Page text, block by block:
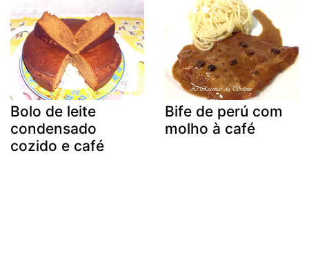
Bolo de leite
condensado
cozido e café
Bife de perú com
molho à café